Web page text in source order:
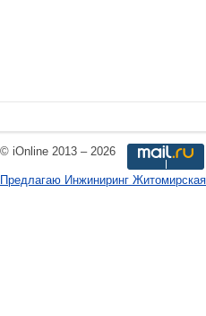
© iOnline 2013 – 2026
Предлагаю Инжиниринг